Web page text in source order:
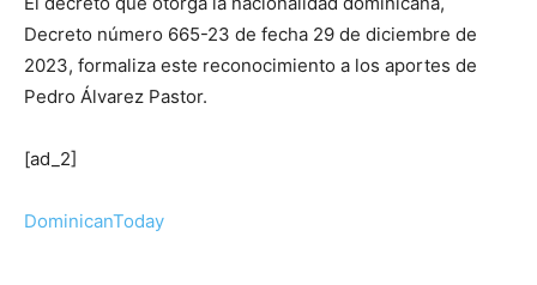
Decreto número 665-23 de fecha 29 de diciembre de
2023, formaliza este reconocimiento a los aportes de
Pedro Álvarez Pastor.
[ad_2]
DominicanToday